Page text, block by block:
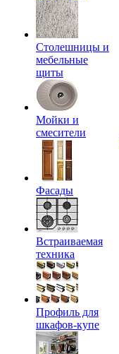
Столешницы и
мебельные
щиты
Мойки и
смесители
Фасады
Встраиваемая
техника
Профиль для
шкафов-купе